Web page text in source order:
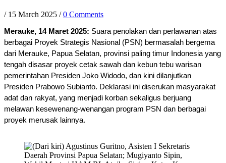
/ 15 March 2025 /0 Comments
Merauke, 14 Maret 2025: Suara penolakan dan perlawanan atas
berbagai Proyek Strategis Nasional (PSN) bermasalah bergema
dari Merauke, Papua Selatan, provinsi paling timur Indonesia yang
tengah disasar proyek cetak sawah dan kebun tebu warisan
pemerintahan Presiden Joko Widodo, dan kini dilanjutkan
Presiden Prabowo Subianto. Deklarasi ini diserukan masyarakat
adat dan rakyat, yang menjadi korban sekaligus berjuang
melawan kesewenang-wenangan program PSN dan berbagai
proyek merusak lainnya.